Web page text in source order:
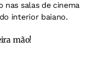
nas salas de cinema
interior baiano.
mão!